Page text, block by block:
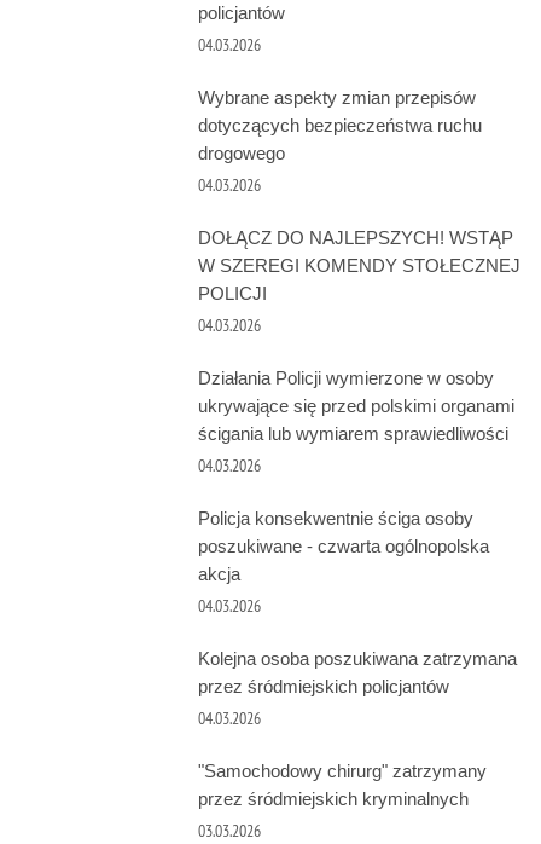
policjantów
04.03.2026
Wybrane aspekty zmian przepisów
dotyczących bezpieczeństwa ruchu
drogowego
04.03.2026
DOŁĄCZ DO NAJLEPSZYCH! WSTĄP
W SZEREGI KOMENDY STOŁECZNEJ
POLICJI
04.03.2026
Działania Policji wymierzone w osoby
ukrywające się przed polskimi organami
ścigania lub wymiarem sprawiedliwości
04.03.2026
Policja konsekwentnie ściga osoby
poszukiwane - czwarta ogólnopolska
akcja
04.03.2026
Kolejna osoba poszukiwana zatrzymana
przez śródmiejskich policjantów
04.03.2026
"Samochodowy chirurg" zatrzymany
przez śródmiejskich kryminalnych
03.03.2026